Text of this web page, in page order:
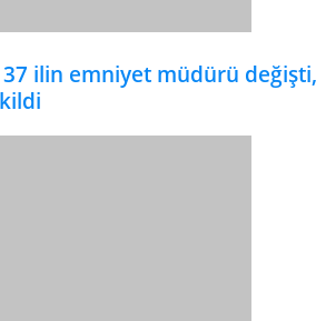
ilin emniyet müdürü değişti,